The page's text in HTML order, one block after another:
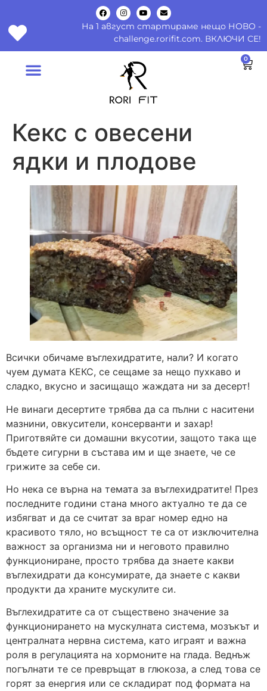
На 1 август стартираме нещо НОВО -
challenge.rorifit.com. ВКЛЮЧИ СЕ!
0
Кекс с овесени
ядки и плодове
Всички обичаме въглехидратите, нали? И когато
чуем думата КЕКС, се сещаме за нещо пухкаво и
сладко, вкусно и засищащо жаждата ни за десерт!
Не винаги десертите трябва да са пълни с наситени
мазнини, овкусители, консерванти и захар!
Приготвяйте си домашни вкусотии, защото така ще
бъдете сигурни в състава им и ще знаете, че се
грижите за себе си.
Но нека се върна на темата за въглехидратите! През
последните години стана много актуално те да се
избягват и да се считат за враг номер едно на
красивото тяло, но всъщност те са от изключителна
важност за организма ни и неговото правилно
функциониране, просто трябва да знаете какви
въглехидрати да консумирате, да знаете с какви
продукти да храните мускулите си.
Въглехидратите са от съществено значение за
функционирането на мускулната система, мозъкът и
централната нервна система, като играят и важна
роля в регулацията на хормоните на глада. Веднъж
погълнати те се превръщат в глюкоза, а след това се
горят за енергия или се складират под формата на